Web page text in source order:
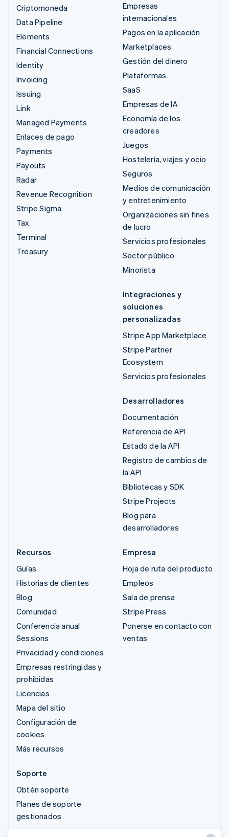
Criptomoneda
Data Pipeline
Elements
Financial Connections
Identity
Invoicing
Issuing
Link
Managed Payments
Enlaces de pago
Payments
Payouts
Radar
Revenue Recognition
Stripe Sigma
Tax
Terminal
Treasury
Empresas
internacionales
Pagos en la aplicación
Marketplaces
Gestión del dinero
Plataformas
SaaS
Empresas de IA
Economía de los
creadores
Juegos
Hostelería, viajes y ocio
Seguros
Medios de comunicación
y entretenimiento
Organizaciones sin fines
de lucro
Servicios profesionales
Sector público
Minorista
Integraciones y
soluciones
personalizadas
Stripe App Marketplace
Stripe Partner
Ecosystem
Servicios profesionales
Desarrolladores
Documentación
Referencia de API
Estado de la API
Registro de cambios de
la API
Bibliotecas y SDK
Stripe Projects
Blog para
desarrolladores
Recursos
Guías
Historias de clientes
Blog
Comunidad
Conferencia anual
Sessions
Privacidad y condiciones
Empresas restringidas y
prohibidas
Licencias
Mapa del sitio
Configuración de
cookies
Más recursos
Empresa
Hoja de ruta del producto
Empleos
Sala de prensa
Stripe Press
Ponerse en contacto con
ventas
Soporte
Obtén soporte
Planes de soporte
gestionados